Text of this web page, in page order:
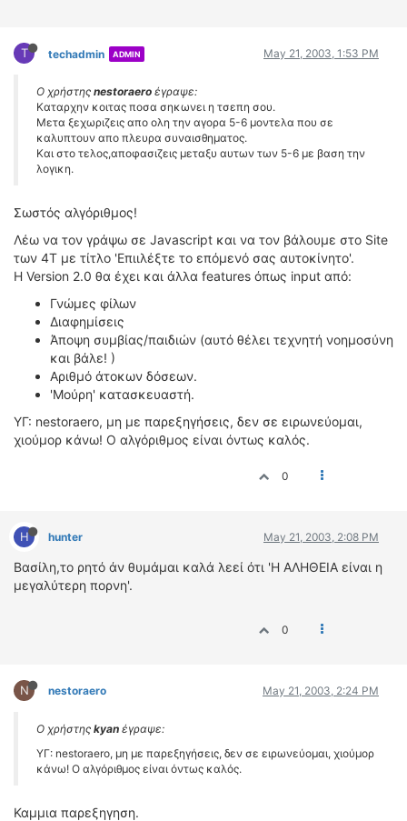
T techadmin ADMIN May 21, 2003, 1:53 PM
Ο χρήστης nestoraero έγραψε:
Καταρχην κοιτας ποσα σηκωνει η τσεπη σου.
Μετα ξεχωριζεις απο ολη την αγορα 5-6 μοντελα που σε
καλυπτουν απο πλευρα συναισθηματος.
Και στο τελος,αποφασιζεις μεταξυ αυτων των 5-6 με βαση την
λογικη.
Σωστός αλγόριθμος!
Λέω να τον γράψω σε Javascript και να τον βάλουμε στο Site
των 4Τ με τίτλο 'Επιιλέξτε το επόμενό σας αυτοκίνητο'.
Η Version 2.0 θα έχει και άλλα features όπως input από:
Γνώμες φίλων
Διαφημίσεις
Άποψη συμβίας/παιδιών (αυτό θέλει τεχνητή νοημοσύνη
και βάλε! )
Αριθμό άτοκων δόσεων.
'Μούρη' κατασκευαστή.
ΥΓ: nestoraero, μη με παρεξηγήσεις, δεν σε ειρωνεύομαι,
χιούμορ κάνω! Ο αλγόριθμος είναι όντως καλός.
0
H hunter May 21, 2003, 2:08 PM
Βασίλη,το ρητό άν θυμάμαι καλά λεεί ότι 'Η ΑΛΗΘΕΙΑ είναι η
μεγαλύτερη πορνη'.
0
N nestoraero May 21, 2003, 2:24 PM
Ο χρήστης kyan έγραψε:
ΥΓ: nestoraero, μη με παρεξηγήσεις, δεν σε ειρωνεύομαι, χιούμορ
κάνω! Ο αλγόριθμος είναι όντως καλός.
Καμμια παρεξηγηση.